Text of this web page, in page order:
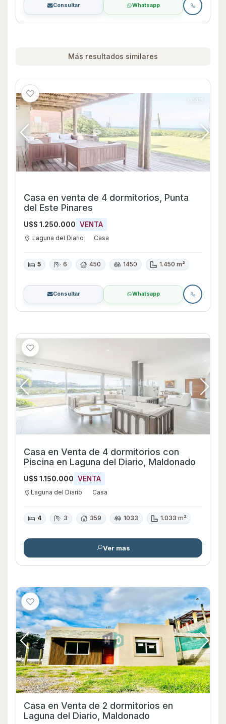
Consultar Whatsapp
Más resultados similares
Casa en venta de 4 dormitorios, Punta
del Este Pinares
U$S 1.250.000 VENTA
Laguna del Diario Casa
5 6 450 1450 1.450 m²
Consultar Whatsapp
Casa en Venta de 4 dormitorios con
Piscina en Laguna del Diario, Maldonado
U$S 1.150.000 VENTA
Laguna del Diario Casa
4 3 359 1033 1.033 m²
Ver mas
Casa en Venta de 2 dormitorios en
Laguna del Diario, Maldonado